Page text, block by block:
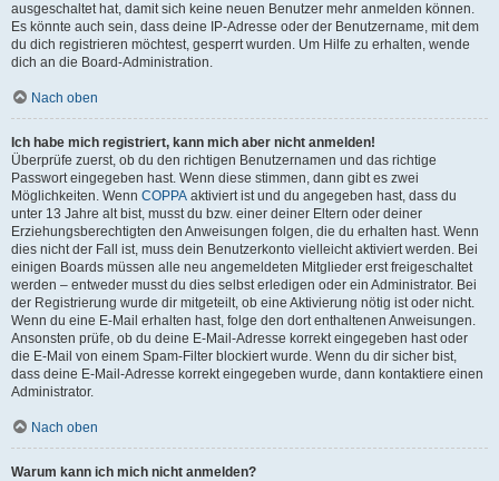
ausgeschaltet hat, damit sich keine neuen Benutzer mehr anmelden können.
Es könnte auch sein, dass deine IP-Adresse oder der Benutzername, mit dem
du dich registrieren möchtest, gesperrt wurden. Um Hilfe zu erhalten, wende
dich an die Board-Administration.
Nach oben
Ich habe mich registriert, kann mich aber nicht anmelden!
Überprüfe zuerst, ob du den richtigen Benutzernamen und das richtige
Passwort eingegeben hast. Wenn diese stimmen, dann gibt es zwei
Möglichkeiten. Wenn COPPA aktiviert ist und du angegeben hast, dass du
unter 13 Jahre alt bist, musst du bzw. einer deiner Eltern oder deiner
Erziehungsberechtigten den Anweisungen folgen, die du erhalten hast. Wenn
dies nicht der Fall ist, muss dein Benutzerkonto vielleicht aktiviert werden. Bei
einigen Boards müssen alle neu angemeldeten Mitglieder erst freigeschaltet
werden – entweder musst du dies selbst erledigen oder ein Administrator. Bei
der Registrierung wurde dir mitgeteilt, ob eine Aktivierung nötig ist oder nicht.
Wenn du eine E-Mail erhalten hast, folge den dort enthaltenen Anweisungen.
Ansonsten prüfe, ob du deine E-Mail-Adresse korrekt eingegeben hast oder
die E-Mail von einem Spam-Filter blockiert wurde. Wenn du dir sicher bist,
dass deine E-Mail-Adresse korrekt eingegeben wurde, dann kontaktiere einen
Administrator.
Nach oben
Warum kann ich mich nicht anmelden?